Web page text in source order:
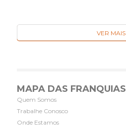
VER MAIS
MAPA DAS FRANQUIAS
Quem Somos
Trabalhe Conosco
Onde Estamos